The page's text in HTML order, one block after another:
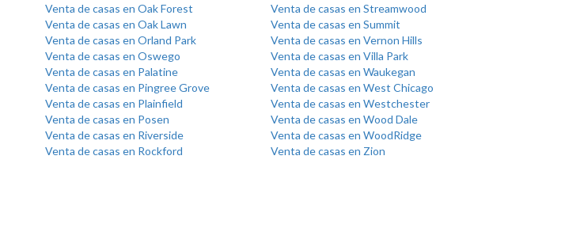
Venta de casas en Oak Forest
Venta de casas en Oak Lawn
Venta de casas en Orland Park
Venta de casas en Oswego
Venta de casas en Palatine
Venta de casas en Pingree Grove
Venta de casas en Plainfield
Venta de casas en Posen
Venta de casas en Riverside
Venta de casas en Rockford
Venta de casas en Streamwood
Venta de casas en Summit
Venta de casas en Vernon Hills
Venta de casas en Villa Park
Venta de casas en Waukegan
Venta de casas en West Chicago
Venta de casas en Westchester
Venta de casas en Wood Dale
Venta de casas en WoodRidge
Venta de casas en Zion